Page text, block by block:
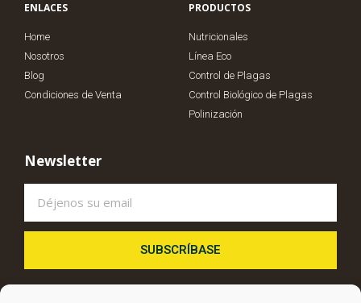
ENLACES
Home
Nosotros
Blog
Condiciones de Venta
PRODUCTOS
Nutricionales
Línea Eco
Control de Plagas
Control Biológico de Plagas
Polinización
Newsletter
SUBSCRÍBASE